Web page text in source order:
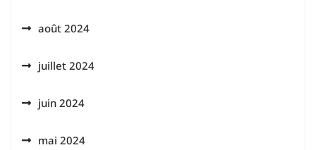
août 2024
juillet 2024
juin 2024
mai 2024